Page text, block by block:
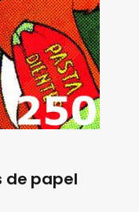
de papel